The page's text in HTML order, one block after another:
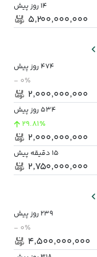
14 روز پیش
۵٬۲۰۰٬۰۰۰٬۰۰۰
474 روز پیش
- ۰٪
۲٬۰۰۰٬۰۰۰٬۰۰۰
534 روز پیش
29.81٪
۲٬۰۰۰٬۰۰۰٬۰۰۰
15 دقیقه پیش
۲٬۷۵۰٬۰۰۰٬۰۰۰
239 روز پیش
- ۰٪
۴٬۵۰۰٬۰۰۰٬۰۰۰